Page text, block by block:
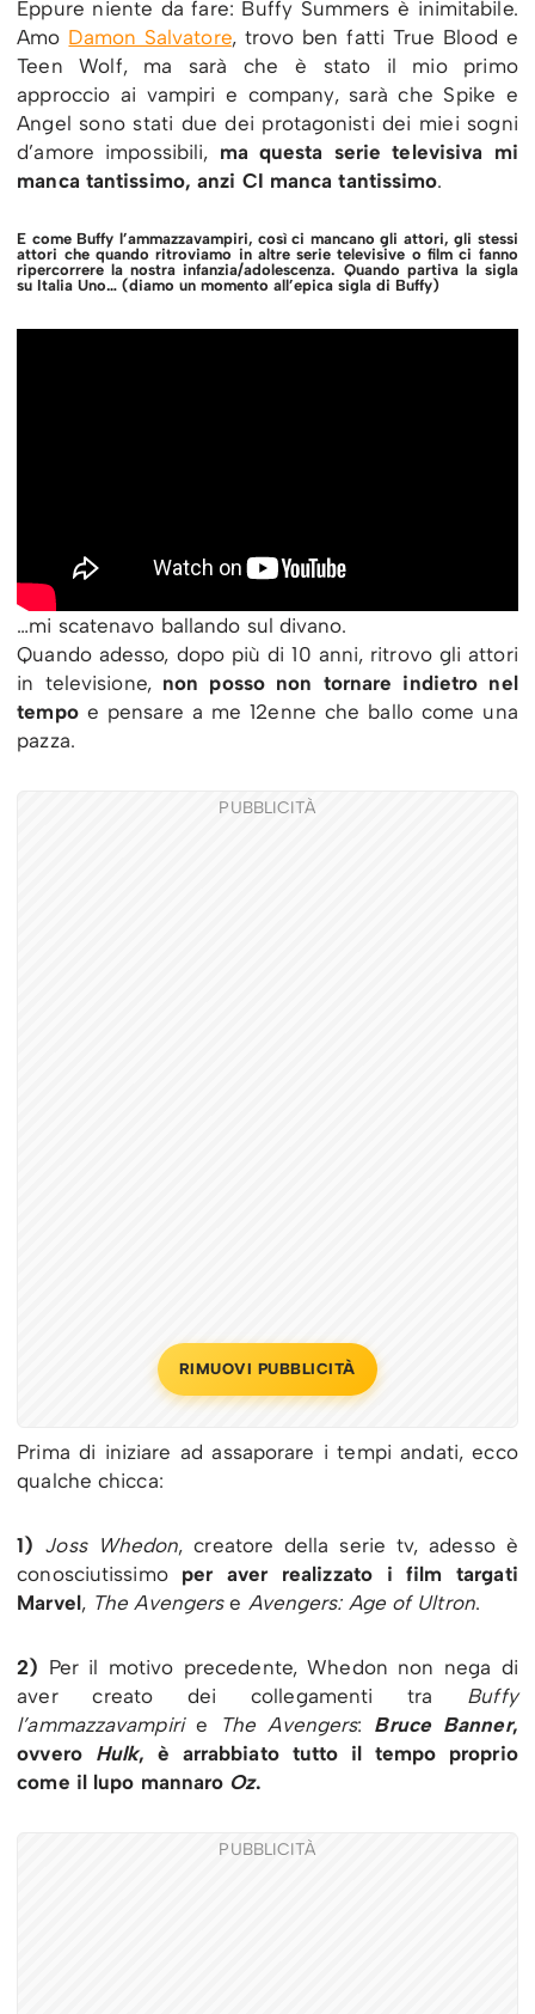
Eppure niente da fare: Buffy Summers è inimitabile.
Amo Damon Salvatore, trovo ben fatti True Blood e
Teen Wolf, ma sarà che è stato il mio primo
approccio ai vampiri e company, sarà che Spike e
Angel sono stati due dei protagonisti dei miei sogni
d’amore impossibili, ma questa serie televisiva mi
manca tantissimo, anzi CI manca tantissimo.
E come Buffy l’ammazzavampiri, così ci mancano gli attori, gli stessi
attori che quando ritroviamo in altre serie televisive o film ci fanno
ripercorrere la nostra infanzia/adolescenza. Quando partiva la sigla
su Italia Uno… (diamo un momento all’epica sigla di Buffy)
…mi scatenavo ballando sul divano.
Quando adesso, dopo più di 10 anni, ritrovo gli attori
in televisione, non posso non tornare indietro nel
tempoe pensare a me 12enne che ballo come una
pazza.
PUBBLICITÀ
RIMUOVI PUBBLICITÀ
Prima di iniziare ad assaporare i tempi andati, ecco
qualche chicca:
1) Joss Whedon, creatore della serie tv, adesso è
conosciutissimo per aver realizzato i film targati
Marvel, The Avengerse Avengers: Age of Ultron.
2) Per il motivo precedente, Whedon non nega di
aver creato dei collegamenti tra Buffy
l’ammazzavampirie The Avengers: Bruce Banner,
ovvero Hulk, è arrabbiato tutto il tempo proprio
come il lupo mannaro Oz.
PUBBLICITÀ